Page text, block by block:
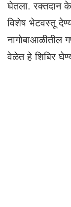
घेतला. रक्तदान
विशेष भेटवस्तू
नागोबाआळीतील
वेळेत हे शिबिर